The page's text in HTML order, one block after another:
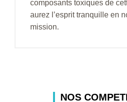
composants toxiques de
aurez l’esprit tranquille en
mission.
NOS